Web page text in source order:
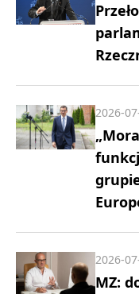
2026-
MZ:
2026-